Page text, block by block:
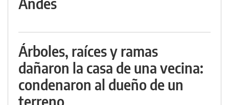
Árboles, raíces y ramas
dañaron la casa de una vecina:
condenaron al dueño de un
terreno